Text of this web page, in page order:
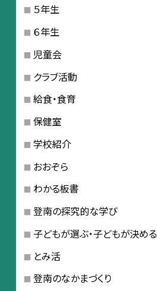
５年生
６年生
児童会
クラブ活動
給食・食育
保健室
学校紹介
おおぞら
わかる板書
登南の探究的な学び
子どもが選ぶ・子どもが決める
とみ活
登南のなかまづくり